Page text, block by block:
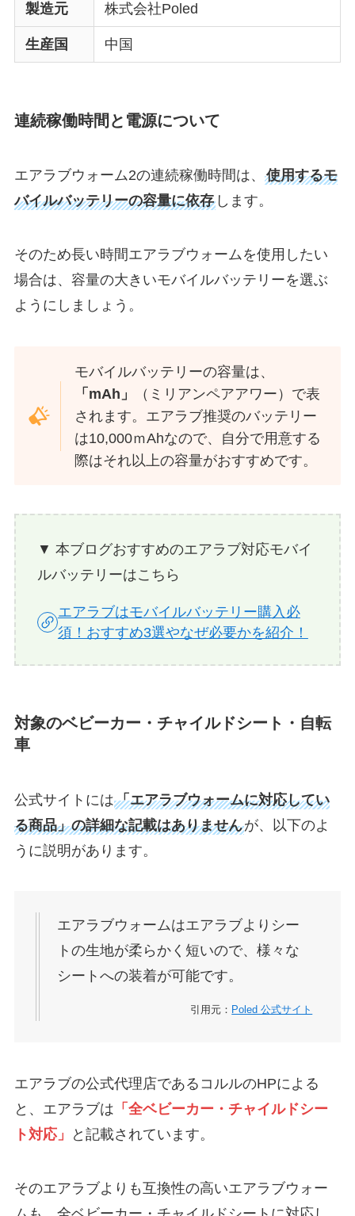
製造元 株式会社Poled
生産国 中国
連続稼働時間と電源について
エアラブウォーム2の連続稼働時間は、 使用するモ
バイルバッテリーの容量に依存します。
そのため長い時間エアラブウォームを使用したい
場合は、容量の大きいモバイルバッテリーを選ぶ
ようにしましょう。
モバイルバッテリーの容量は、
「mAh」
（ミリアンペアアワー）で表
されます。エアラブ推奨のバッテリー
は10,000ｍAhなので、自分で用意する
際はそれ以上の容量がおすすめです。
▼ 本ブログおすすめのエアラブ対応モバイ
ルバッテリーはこちら
エアラブはモバイルバッテリー購入必
須！おすすめ3選やなぜ必要かを紹介！
対象のベビーカー・チャイルドシート・自転
車
公式サイトには「エアラブウォームに対応してい
る商品」の詳細な記載はありませんが、以下のよ
うに説明があります。
エアラブウォームはエアラブよりシー
トの生地が柔らかく短いので、様々な
シートへの装着が可能です。
引用元： Poled 公式サイト
エアラブの公式代理店であるコルルのHPによる
と、エアラブは 「全ベビーカー・チャイルドシー
ト対応」
と記載されています。
そのエアラブよりも互換性の高いエアラブウォー